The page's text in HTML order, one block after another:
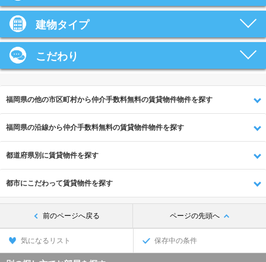
建物タイプ
こだわり
福岡県の他の市区町村から仲介手数料無料の賃貸物件物件を探す
福岡県の沿線から仲介手数料無料の賃貸物件物件を探す
都道府県別に賃貸物件を探す
都市にこだわって賃貸物件を探す
前のページへ戻る ページの先頭へ
気になるリスト 保存中の条件